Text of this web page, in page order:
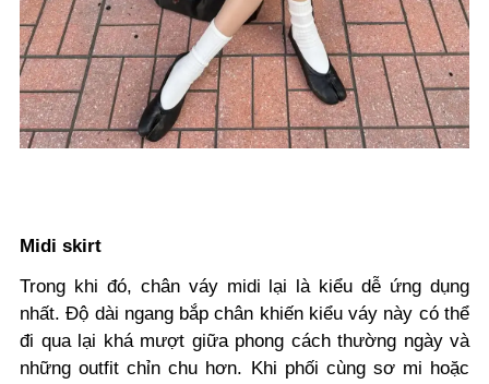
Midi skirt
Trong khi đó, chân váy midi lại là kiểu dễ ứng dụng
nhất. Độ dài ngang bắp chân khiến kiểu váy này có thể
đi qua lại khá mượt giữa phong cách thường ngày và
những outfit chỉn chu hơn. Khi phối cùng sơ mi hoặc